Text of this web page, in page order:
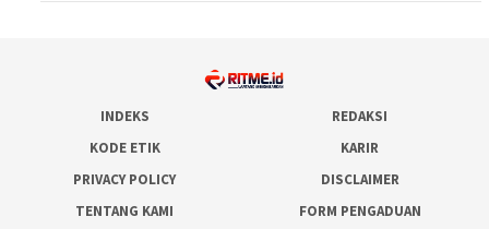
INDEKS
REDAKSI
KODE ETIK
KARIR
PRIVACY POLICY
DISCLAIMER
TENTANG KAMI
FORM PENGADUAN